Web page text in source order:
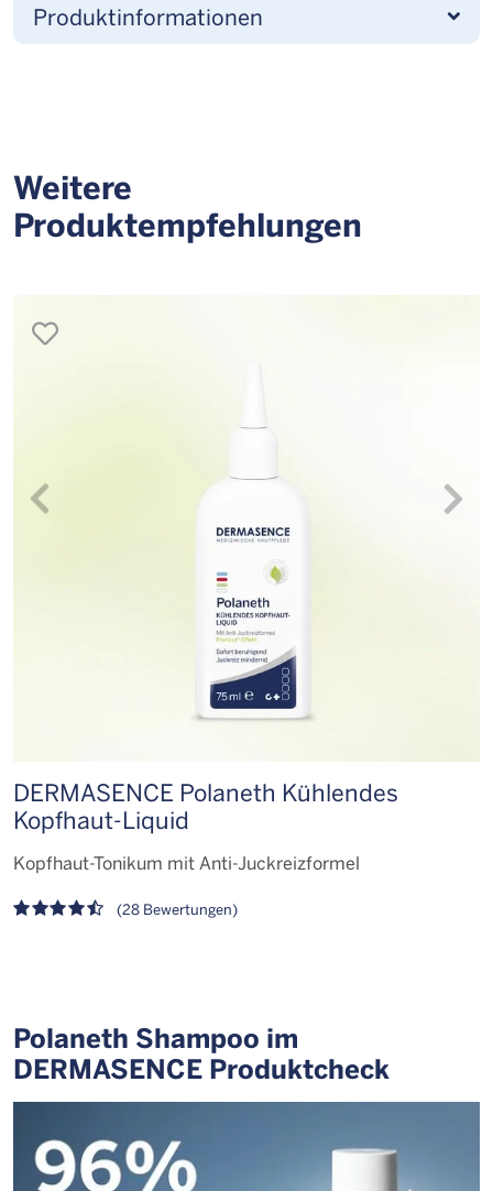
Produktinformationen
Weitere
Produktempfehlungen
merken
DERMASENCE Polaneth Kühlendes
Kopfhaut-Liquid
Kopfhaut-Tonikum mit Anti-Juckreizformel
(28 Bewertungen)
Polaneth Shampoo im
DERMASENCE Produktcheck